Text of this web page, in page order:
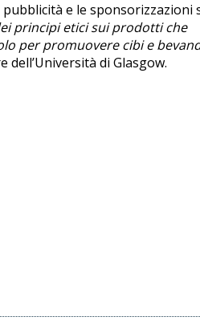
e le sponsorizzazioni
principi etici sui prodotti che
per promuovere cibi e
dell’Università di Glasgow.